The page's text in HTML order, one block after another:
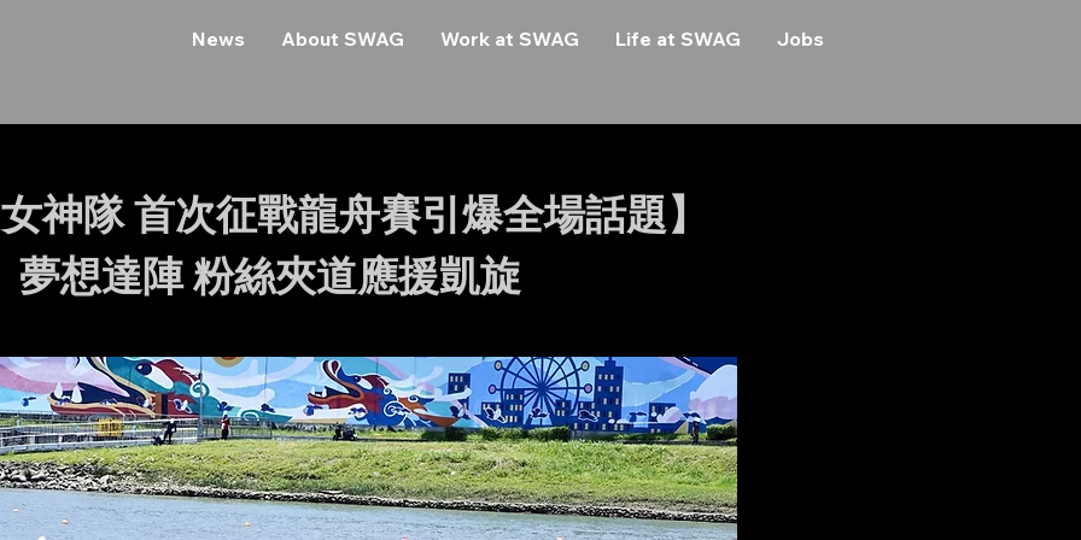
News About SWAG Work at SWAG Life at SWAG Jobs
神隊 首次征戰龍舟賽引爆全場話題】
夢想達陣 粉絲夾道應援凱旋